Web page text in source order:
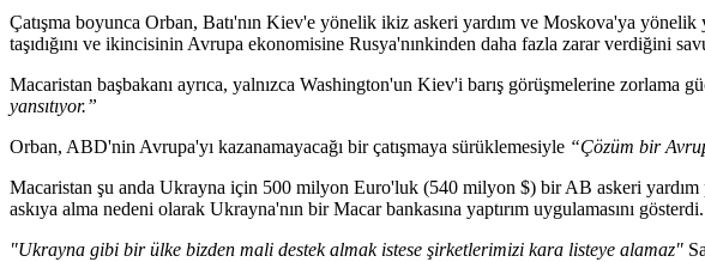
Çatışma boyunca Orban, Batı'nın Kiev'e yönelik ikiz askeri yardım ve Moskova'ya
taşıdığını ve ikincisinin Avrupa ekonomisine Rusya'nınkinden daha fazla zarar verdiğini
Macaristan başbakanı ayrıca, yalnızca Washington'un Kiev'i barış görüşmelerine zorlama
yansıtıyor.”
Orban, ABD'nin Avrupa'yı kazanamayacağı bir çatışmaya sürüklemesiyle “Çözüm bir
Macaristan şu anda Ukrayna için 500 milyon Euro'luk (540 milyon $) bir AB askeri yardım
askıya alma nedeni olarak Ukrayna'nın bir Macar bankasına yaptırım uygulamasını gösterdi.
"Ukrayna gibi bir ülke bizden mali destek almak istese şirketlerimizi kara listeye alamaz"